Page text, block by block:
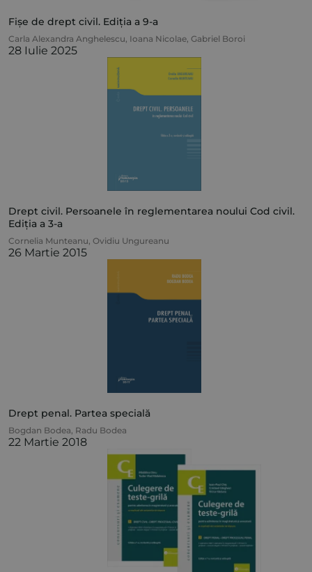
Fișe de drept civil. Ediția a 9-a
Carla Alexandra Anghelescu, Ioana Nicolae, Gabriel Boroi
28 Iulie 2025
Drept civil. Persoanele în reglementarea noului Cod civil.
Ediția a 3-a
Cornelia Munteanu, Ovidiu Ungureanu
26 Martie 2015
Drept penal. Partea specială
Bogdan Bodea, Radu Bodea
22 Martie 2018